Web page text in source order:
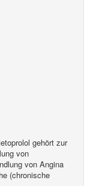
gehört zur
von
von Angina
(chronische